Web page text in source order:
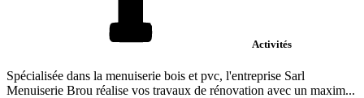
Activités
Spécialisée dans la menuiserie bois et pvc, l'entreprise Sarl
Menuiserie Brou réalise vos travaux de rénovation avec un maxim...